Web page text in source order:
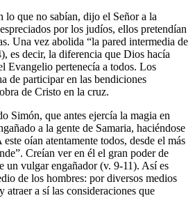
lo que no sabían, dijo el Señor a la
por los judíos, ellos pretendían
Una vez abolida “la pared intermedia de
es decir, la diferencia que Dios hacía
Evangelio pertenecía a todos. Los
de participar en las bendiciones
de Cristo en la cruz.
Simón, que antes ejercía la magia en
a la gente de Samaria, haciéndose
oían atentamente todos, desde el más
Creían ver en él el gran poder de
un vulgar engañador (v. 9-11). Así es
de los hombres: por diversos medios
atraer a sí las consideraciones que